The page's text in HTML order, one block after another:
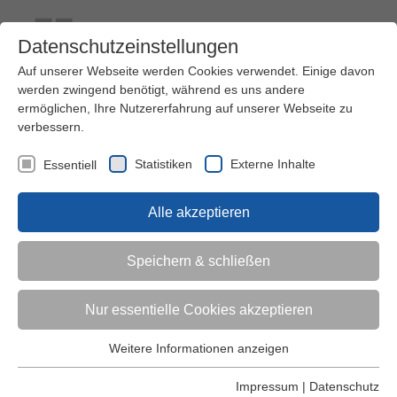
Kontakt Ihre Meinung ist uns wichtig!
Kinder (0-6)
Grundschulkinder
Jugendliche
Datenschutzeinstellungen
Auf unserer Webseite werden Cookies verwendet. Einige davon
werden zwingend benötigt, während es uns andere
ermöglichen, Ihre Nutzererfahrung auf unserer Webseite zu
verbessern.
Essentiell Statistiken Externe Inhalte
Alle akzeptieren
Speichern & schließen
Nur essentielle Cookies akzeptieren
Essentielle Cookies werden für grundlegende Funktionen der
Weitere Informationen anzeigen
Impressum | Datenschutz